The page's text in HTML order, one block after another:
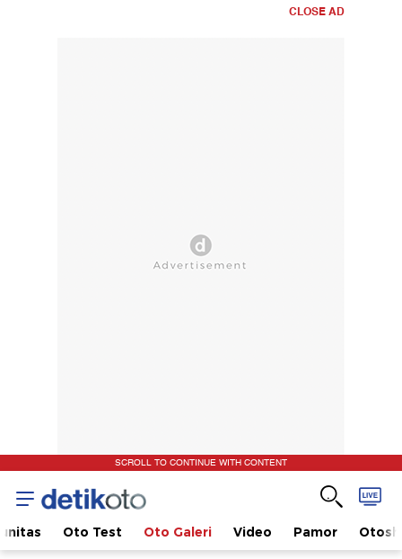
CLOSE AD
SCROLL TO CONTINUE WITH CONTENT
Oto Test Oto Galeri Video Pamor